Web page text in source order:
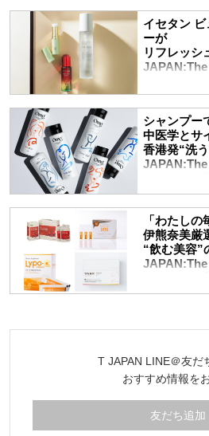
イセタン ビ
ーが
リフレッシ
の潮流を読み
「イセタン
が、3月25日
の最新形と最
シャンプー
中医学とサ
香港発“洗
ウドウ）』
（オーエムジ
手触りを体感
リートメント
毛髪診断士
美が、クリエ
「わたしの
伊熊奈美厳
“飲む美容”
をチャージで
いるインナー
えて厳選紹介
T JAPAN LINE＠友だ
おすすめ情報を
友だち追加